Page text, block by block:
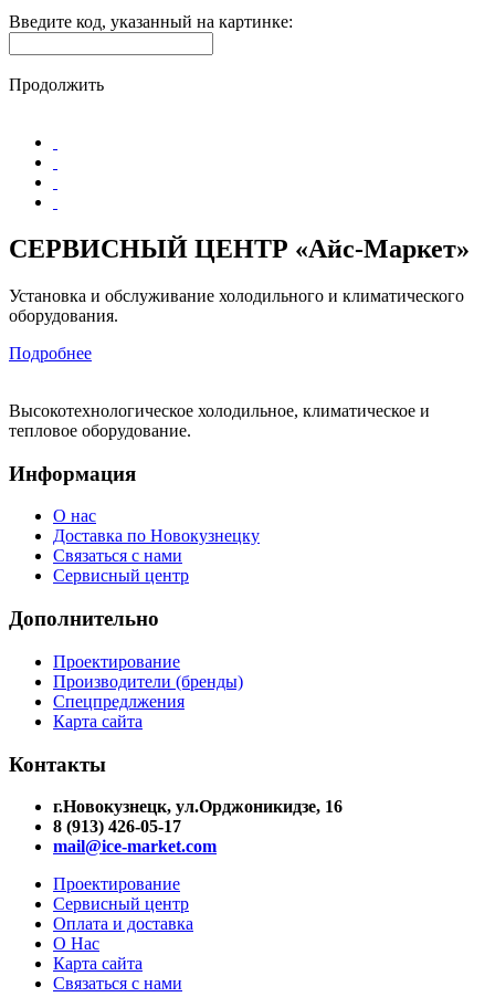
Введите код, указанный на картинке:
Продолжить
СЕРВИСНЫЙ ЦЕНТР «Айс-Маркет»
Установка и обслуживание холодильного и климатического
оборудования.
Подробнее
Высокотехнологическое холодильное, климатическое и
тепловое оборудование.
Информация
О нас
Доставка по Новокузнецку
Связаться с нами
Сервисный центр
Дополнительно
Проектирование
Производители (бренды)
Спецпредлжения
Карта сайта
Контакты
г.Новокузнецк, ул.Орджоникидзе, 16
8 (913) 426-05-17
mail@ice-market.com
Проектирование
Сервисный центр
Оплата и доставка
О Нас
Карта сайта
Связаться с нами